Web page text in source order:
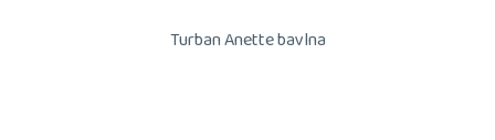
Turban Anette bavlna